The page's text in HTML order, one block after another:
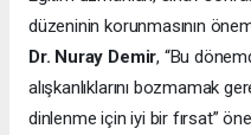
düzeninin korunmasının
Dr. Nuray Demir, “Bu
alışkanlıklarını bozmamak
dinlenme için iyi bir fırsat”